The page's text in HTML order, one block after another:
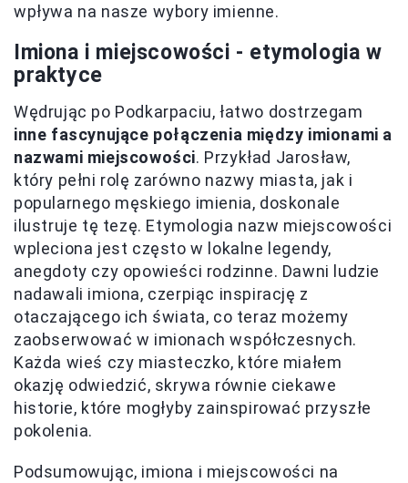
wpływa na nasze wybory imienne.
Imiona i miejscowości - etymologia w
praktyce
Wędrując po Podkarpaciu, łatwo dostrzegam
inne fascynujące połączenia między imionami a
nazwami miejscowości. Przykład Jarosław,
który pełni rolę zarówno nazwy miasta, jak i
popularnego męskiego imienia, doskonale
ilustruje tę tezę. Etymologia nazw miejscowości
wpleciona jest często w lokalne legendy,
anegdoty czy opowieści rodzinne. Dawni ludzie
nadawali imiona, czerpiąc inspirację z
otaczającego ich świata, co teraz możemy
zaobserwować w imionach współczesnych.
Każda wieś czy miasteczko, które miałem
okazję odwiedzić, skrywa równie ciekawe
historie, które mogłyby zainspirować przyszłe
pokolenia.
Podsumowując, imiona i miejscowości na